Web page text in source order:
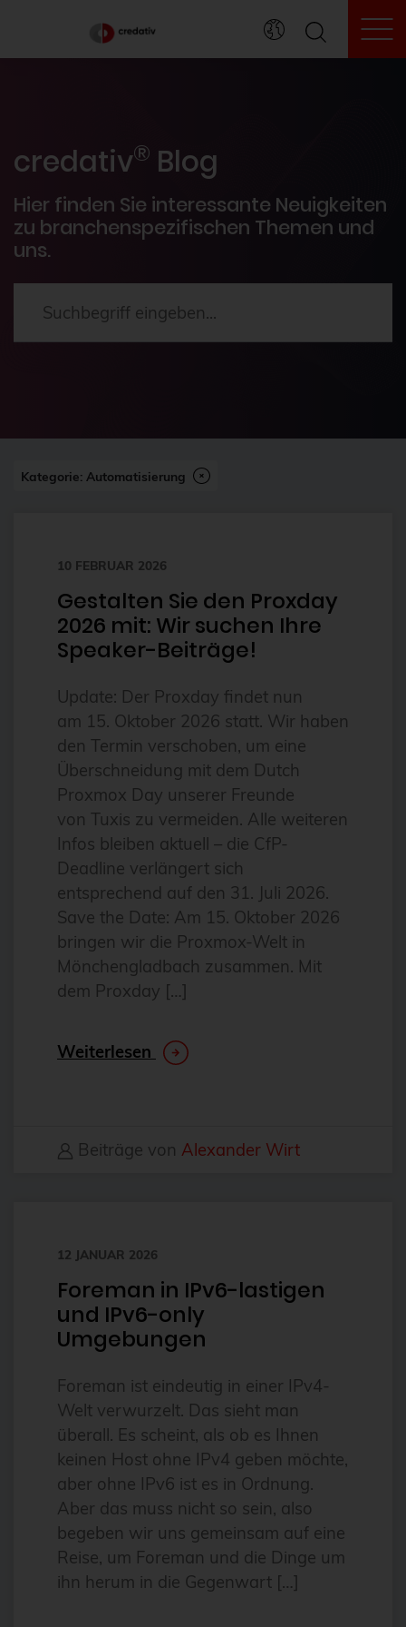
credativ® Blog
Hier finden Sie interessante Neuigkeiten
zu branchenspezifischen Themen und
uns.
Veranstaltungen
PostgreSQL®
2FA
Abonnement
Alpin
Alternativen
Amazon FSx
anleitung
Ansible
Ansible Community Proxmox
Ansible-Modul
AnsibleFest
Antivirus
Apache
Apache Guacamole
apachekafka®
API-Integration
AppArmor
Automatisierung
Azure
bhyve
bitnami
BSD
BSP
Bug Squashing Party
Buildah
bullseye
busan
buster
cadence
Call for papers
Kategorie: Automatisierung
10 FEBRUAR 2026
Gestalten Sie den Proxday
2026 mit: Wir suchen Ihre
Speaker-Beiträge!
Update: Der Proxday findet nun
am 15. Oktober 2026 statt. Wir haben
den Termin verschoben, um eine
Überschneidung mit dem Dutch
Proxmox Day unserer Freunde
von Tuxis zu vermeiden. Alle weiteren
Infos bleiben aktuell – die CfP-
Deadline verlängert sich
entsprechend auf den 31. Juli 2026.
Save the Date: Am 15. Oktober 2026
bringen wir die Proxmox-Welt in
Mönchengladbach zusammen. Mit
dem Proxday […]
Weiterlesen
Beiträge vonAlexander Wirt
12 JANUAR 2026
Foreman in IPv6-lastigen
und IPv6-only
Umgebungen
Foreman ist eindeutig in einer IPv4-
Welt verwurzelt. Das sieht man
überall. Es scheint, als ob es Ihnen
keinen Host ohne IPv4 geben möchte,
aber ohne IPv6 ist es in Ordnung.
Aber das muss nicht so sein, also
begeben wir uns gemeinsam auf eine
Reise, um Foreman und die Dinge um
ihn herum in die Gegenwart […]